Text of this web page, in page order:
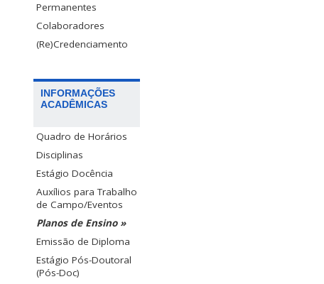
Permanentes
Colaboradores
(Re)Credenciamento
INFORMAÇÕES
ACADÊMICAS
Quadro de Horários
Disciplinas
Estágio Docência
Auxílios para Trabalho
de Campo/Eventos
Planos de Ensino »
Emissão de Diploma
Estágio Pós-Doutoral
(Pós-Doc)